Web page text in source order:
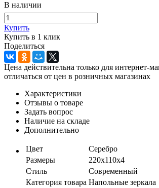
В наличии
Купить
Купить в 1 клик
Поделиться
Цена действительна только для интернет-
отличаться от цен в розничных магазинах
Характеристики
Отзывы о товаре
Задать вопрос
Наличие на складе
Дополнительно
Цвет
Серебро
Размеры
220х110х4
Стиль
Современный
Категория товара Напольные зеркала